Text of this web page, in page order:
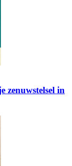
zenuwstelsel in